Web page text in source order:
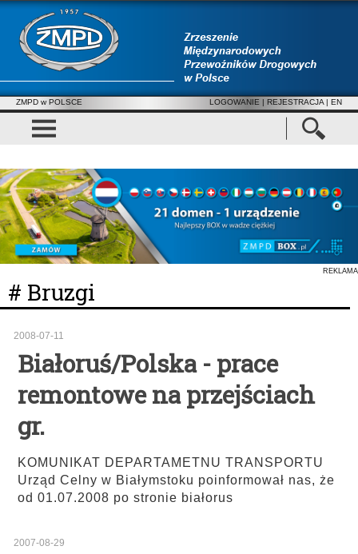
ZMPD w POLSCE LOGOWANIE | REJESTRACJA | EN
REKLAMA
# Bruzgi
2008-07-11
Białoruś/Polska - prace
remontowe na przejściach
gr.
KOMUNIKAT DEPARTAMETNU TRANSPORTU
Urząd Celny w Białymstoku poinformował nas, że
od 01.07.2008 po stronie białorus
2007-08-29